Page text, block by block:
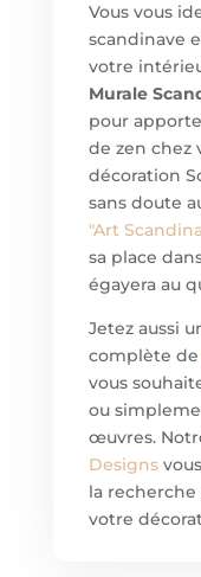
Vous vous
scandinave
votre
Murale
pour
de zen chez
décoration
sans doute
"Art
sa place
égayera au
Jetez aussi
complète de
vous
ou
œuvres.
Designs
la
votre